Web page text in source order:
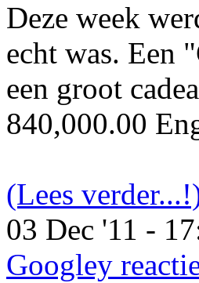
Deze week
echt was. Een
een groot
840,000.00
(Lees
03 Dec '11 -
Googley